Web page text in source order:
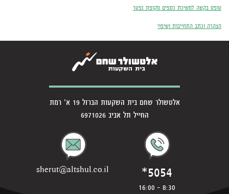
טופס בקשה למשיכת כספים מקופת נפטר
הצהרה וכתב התחייבות ושיפוי
אלטשולר שחם בית השקעות הברזל 19 א' רמת
החייל תל אביב 6971026
*5054
8:30 - 16:00
sherut@altshul.co.il